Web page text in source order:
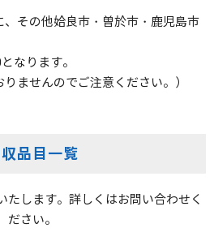
、その他姶良市・曽於市・鹿児島市
なります。
りませんのでご注意ください。）
収品目一覧
たします。詳しくはお問い合わせく
ださい。